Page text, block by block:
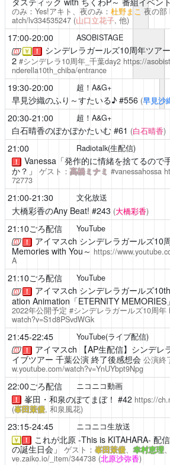
のみ：Yes!アキト、夜のみ： 杜野まこ 夜の部
atch/lv334535247 (山口立花子, 他)
17:00-20:00 ASOBISTAGE
￥ ！ シンデレラガールズ10周年ツアー
2 #シンデレラ10周年_千葉day2 https://
nderella10th_chiba/entrance
19:30-20:00 超！A&G+
早見沙織のふり～すたいる♪#556 (早見沙
20:30-21:00 超！A&G+
白石晴香のぽかぽかたいむ#61 (白石晴香)
21:00 Radiotalk(生配信)
！
Vanessa「発作的に情緒を捨てるので
か？」
ゲスト：髙橋ミナミ #vanessahossa
72773
21:00-21:30 文化放送
大橋彩香のAny Beat! #243 (大橋彩香)
21:10ごろ配信 YouTube
！ アイマスch シンデレラガールズ10
Memories with You～ https://
A
21:10ごろ配信 YouTube
！ アイマスch シンデレラガールズ
ation Animation「ETERNITY MEMORIES
2022年公開予定 #シンデレラガールズ10周年
watch?v=S1d8PSvdWGk
21:45-22:45 YouTube(ライブ配信)
！ アイマスch 【AP生配信】シンデ
イブツアー 千葉公演 終了後感想会 公演終
w.youtube.com/watch?v=YnUYbpt9Npg
22:00ごろ配信 ニコニコ動画
！ 峯田・和泉のぽてまぼ！ #42 https://
(峯田茉優, 和泉風花)
23:15-24:45 ニコニコ生放送
￥ ！ これが北原 -This is KITAHARA- 配
の誕生日会」 ゲスト：峯田茉優、幸村恵理
ve.zaiko.io/_item/344738 (北原沙弥香)